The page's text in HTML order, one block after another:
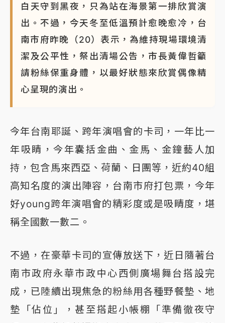
白天守到黑夜，只為站在海景第一排欣賞演
出。不過，今天冬至低溫預計愈晚愈冷，台
南市府昨晚（20）表示，為維持現場環境清
潔及公平性，祭出清場公告，市長黃偉哲籲
請粉絲保重身體，以最好狀態來欣賞偶像精
心呈現的演出。
今年台南耶誕、跨年演唱會的卡司，一年比一
年吸睛，今年囊括金曲、金馬、金鐘藝人加
持，包含馬來西亞、荷蘭、日團等，近約40組
高知名度的演出陣容，台南市府打包票，今年
好young跨年演唱會的精彩度或是吸睛度，堪
稱全國數一數二。
不過，在豪華卡司的宣傳放送下，近日隨著台
南市政府永華市政中心西側廣場舞台搭設完
成，已陸續出現焦急的粉絲用各種野餐墊、地
墊「佔位」，甚至搭起小帳棚「準備徹夜守